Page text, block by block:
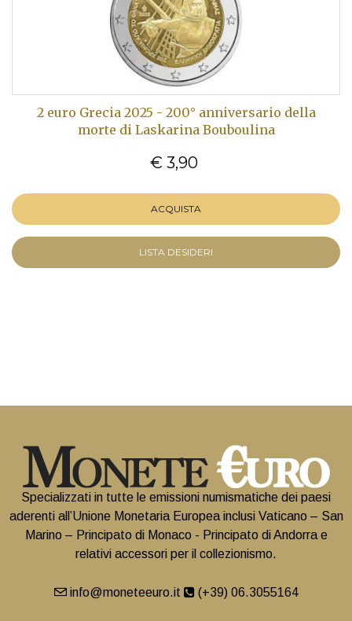
2 euro Grecia 2025 - 200° anniversario della
morte di Laskarina Bouboulina
€ 3,90
ACQUISTA
LISTA DESIDERI
Specializzati in tutte le emissioni numismatiche dei paesi
aderenti all’Unione Monetaria Europea inclusi Vaticano – San
Marino – Principato di Monaco - Principato di Andorra e
relativi accessori per il collezionismo.
info@moneteeuro.it (+39) 06.3055164